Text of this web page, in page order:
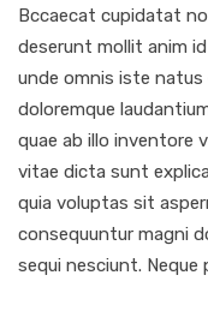
Bccaecat cupidatat
deserunt mollit anim
unde omnis iste
doloremque
quae ab illo inventore
vitae dicta sunt
quia voluptas sit
consequuntur magni
sequi nesciunt. Neque